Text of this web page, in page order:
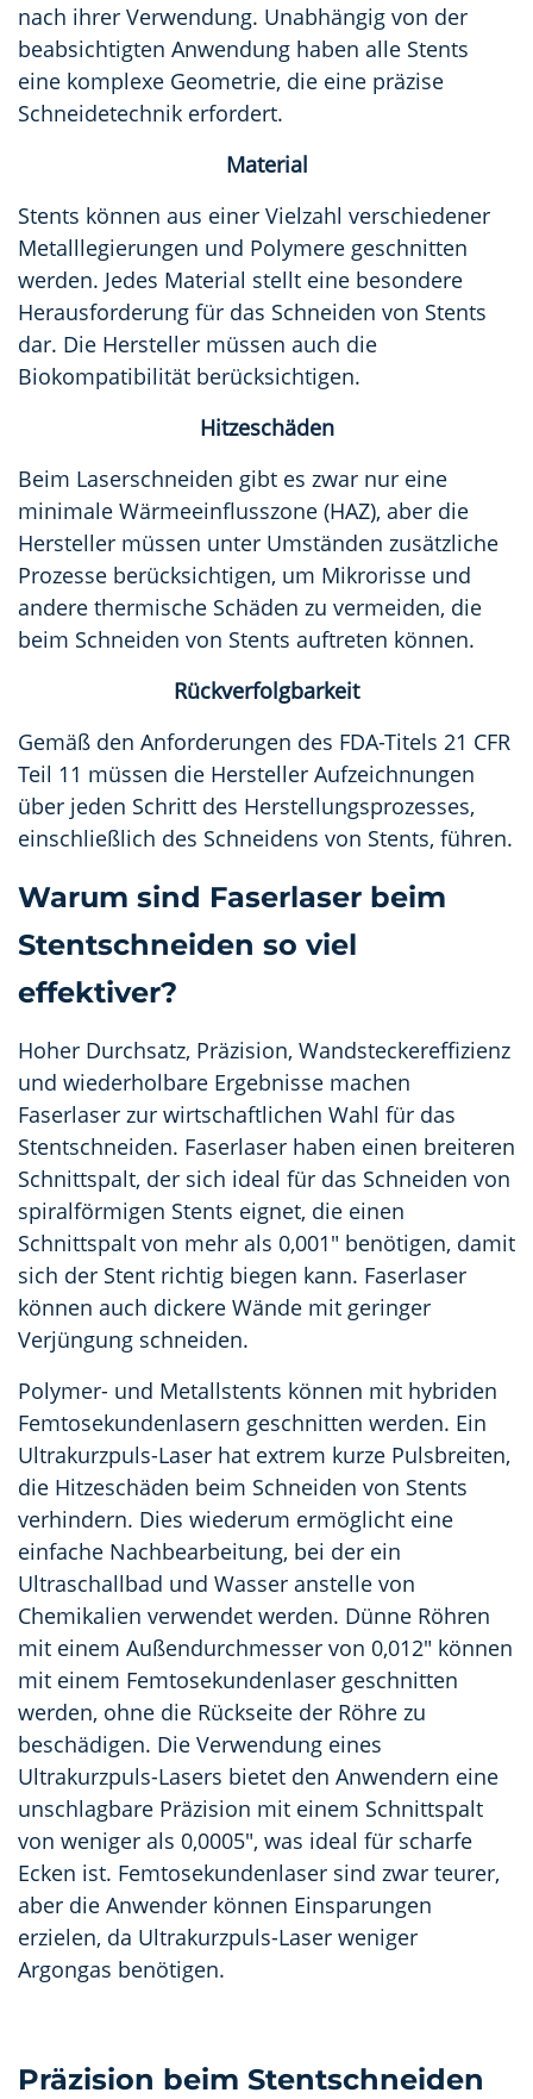
nach ihrer Verwendung. Unabhängig von der
beabsichtigten Anwendung haben alle Stents
eine komplexe Geometrie, die eine präzise
Schneidetechnik erfordert.
Material
Stents können aus einer Vielzahl verschiedener
Metalllegierungen und Polymere geschnitten
werden. Jedes Material stellt eine besondere
Herausforderung für das Schneiden von Stents
dar. Die Hersteller müssen auch die
Biokompatibilität berücksichtigen.
Hitzeschäden
Beim Laserschneiden gibt es zwar nur eine
minimale Wärmeeinflusszone (HAZ), aber die
Hersteller müssen unter Umständen zusätzliche
Prozesse berücksichtigen, um Mikrorisse und
andere thermische Schäden zu vermeiden, die
beim Schneiden von Stents auftreten können.
Rückverfolgbarkeit
Gemäß den Anforderungen des FDA-Titels 21 CFR
Teil 11 müssen die Hersteller Aufzeichnungen
über jeden Schritt des Herstellungsprozesses,
einschließlich des Schneidens von Stents, führen.
Warum sind Faserlaser beim
Stentschneiden so viel
effektiver?
Hoher Durchsatz, Präzision, Wandsteckereffizienz
und wiederholbare Ergebnisse machen
Faserlaser zur wirtschaftlichen Wahl für das
Stentschneiden. Faserlaser haben einen breiteren
Schnittspalt, der sich ideal für das Schneiden von
spiralförmigen Stents eignet, die einen
Schnittspalt von mehr als 0,001" benötigen, damit
sich der Stent richtig biegen kann. Faserlaser
können auch dickere Wände mit geringer
Verjüngung schneiden.
Polymer- und Metallstents können mit hybriden
Femtosekundenlasern geschnitten werden. Ein
Ultrakurzpuls-Laser hat extrem kurze Pulsbreiten,
die Hitzeschäden beim Schneiden von Stents
verhindern. Dies wiederum ermöglicht eine
einfache Nachbearbeitung, bei der ein
Ultraschallbad und Wasser anstelle von
Chemikalien verwendet werden. Dünne Röhren
mit einem Außendurchmesser von 0,012" können
mit einem Femtosekundenlaser geschnitten
werden, ohne die Rückseite der Röhre zu
beschädigen. Die Verwendung eines
Ultrakurzpuls-Lasers bietet den Anwendern eine
unschlagbare Präzision mit einem Schnittspalt
von weniger als 0,0005", was ideal für scharfe
Ecken ist. Femtosekundenlaser sind zwar teurer,
aber die Anwender können Einsparungen
erzielen, da Ultrakurzpuls-Laser weniger
Argongas benötigen.
Präzision beim Stentschneiden